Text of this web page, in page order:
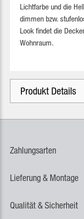
Lichtfarbe und die
dimmen bzw.
Look findet die
Wohnraum.
Produkt Details
Zahlungsarten
Lieferung & Montage
Qualität & Sicherheit